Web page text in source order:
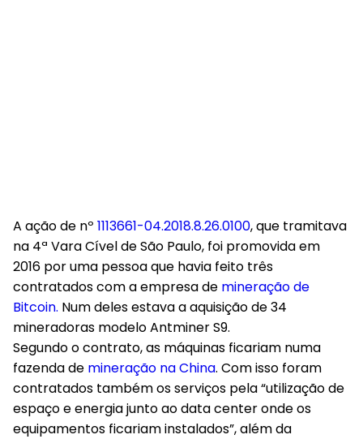
A ação de nº 1113661-04.2018.8.26.0100, que tramitava
na 4ª Vara Cível de São Paulo, foi promovida em
2016 por uma pessoa que havia feito três
contratados com a empresa de mineração de
Bitcoin. Num deles estava a aquisição de 34
mineradoras modelo Antminer S9.
Segundo o contrato, as máquinas ficariam numa
fazenda de mineração na China. Com isso foram
contratados também os serviços pela “utilização de
espaço e energia junto ao data center onde os
equipamentos ficariam instalados”, além da